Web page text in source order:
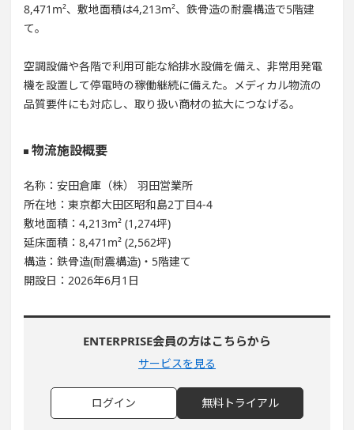
8,471m²、敷地面積は4,213m²、鉄骨造の耐震構造で5階建
て。
空調設備や各階で利用可能な給排水設備を備え、非常用発電
機を設置して停電時の稼働継続に備えた。メディカル物流の
品質要件にも対応し、取り扱い商材の拡大につなげる。
物流施設概要
名称：安田倉庫（株） 羽田営業所
所在地：東京都大田区昭和島2丁目4-4
敷地面積：4,213m² (1,274坪)
延床面積：8,471m² (2,562坪)
構造：鉄骨造(耐震構造)・5階建て
開設日：2026年6月1日
ENTERPRISE会員の方はこちらから
サービスを見る
ログイン 無料トライアル